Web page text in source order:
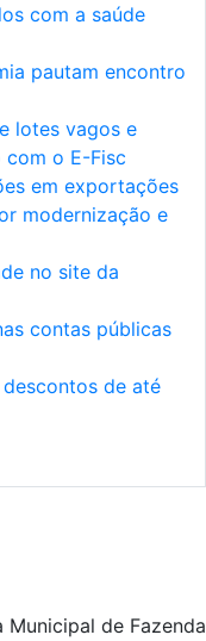
com a saúde
pautam encontro
lotes vagos e
o E-Fisc
em exportações
modernização e
no site da
contas públicas
de até
de Fazenda